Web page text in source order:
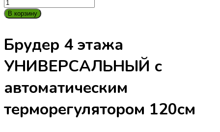
В корзину
Брудер 4 этажа
УНИВЕРСАЛЬНЫЙ с
автоматическим
терморегулятором 120см